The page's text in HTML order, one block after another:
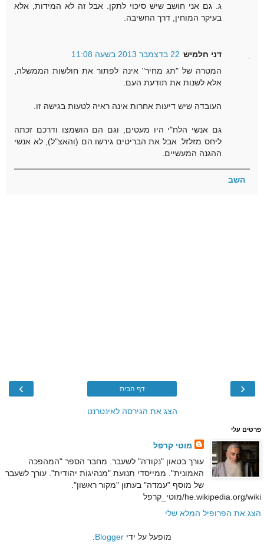
ג. גם אני חושב שיש סיכוי לתקן. אבל זה לא המידות, אלא
בעיקר המוחין, דרך החשיבה.
דני חלמיש 22 בדצמבר 2013 בשעה 11:08
המטרה של "תג מחיר" אינה לפתור את חולשות הממשלה,
אלא לשנות את תודעת העם.
העובדה שיש דיעות אחרות אינה ראיה לטעות בגישה זו.
גם אנשי הלח"י היו מעטים, וגם הם הושמצו ודרכם זכתה
ליחס מזלזל. אבל את הבריטים גירשו הם (והאצ"ל), לא אנשי
ההגנה המעשיים.
השב
‹
› דף הבית
הצג את הגירסה לאינטרנט
פרטים עלי
מוטי קרפל
עורך בטאון "נקודה" לשעבר. מחבר הספר "המהפכה
האמונית". ממייסדי תנועת "מנהיגות יהודית". עורך לשעבר
של מוסף "עמדה" בעתון "מקור ראשון".
he.wikipedia.org/wiki/מוטי_קרפל
הצג את הפרופיל המלא שלי
מופעל על ידי Blogger